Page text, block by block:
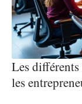
Les différents
les